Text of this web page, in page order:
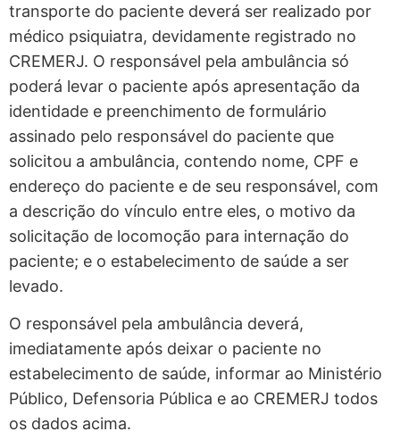
transporte do paciente deverá ser realizado por
médico psiquiatra, devidamente registrado no
CREMERJ. O responsável pela ambulância só
poderá levar o paciente após apresentação da
identidade e preenchimento de formulário
assinado pelo responsável do paciente que
solicitou a ambulância, contendo nome, CPF e
endereço do paciente e de seu responsável, com
a descrição do vínculo entre eles, o motivo da
solicitação de locomoção para internação do
paciente; e o estabelecimento de saúde a ser
levado.
O responsável pela ambulância deverá,
imediatamente após deixar o paciente no
estabelecimento de saúde, informar ao Ministério
Público, Defensoria Pública e ao CREMERJ todos
os dados acima.